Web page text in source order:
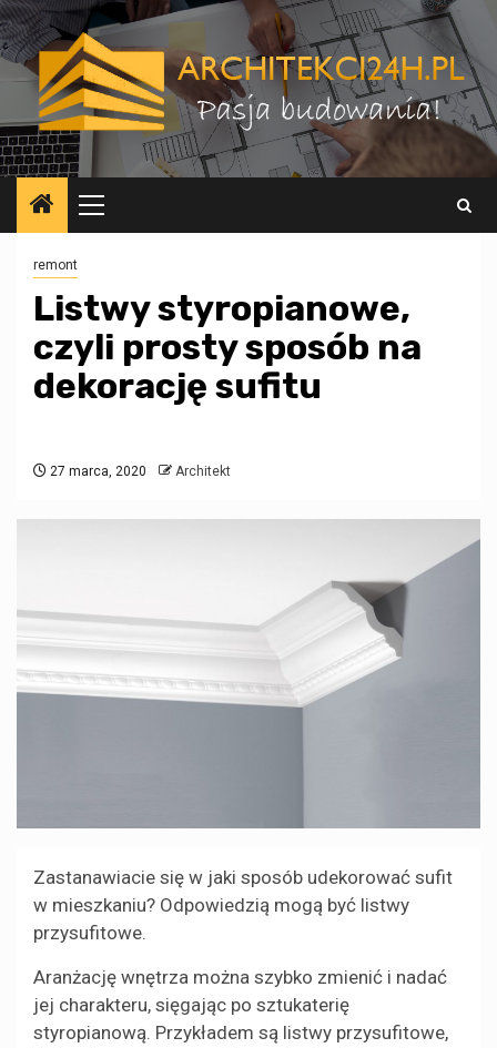
Przejdź
do
treści
Menu
główne
remont
Listwy styropianowe,
czyli prosty sposób na
dekorację sufitu
27 marca, 2020 Architekt
Zastanawiacie się w jaki sposób udekorować sufit
w mieszkaniu? Odpowiedzią mogą być listwy
przysufitowe.
Aranżację wnętrza można szybko zmienić i nadać
jej charakteru, sięgając po sztukaterię
styropianową. Przykładem są listwy przysufitowe,